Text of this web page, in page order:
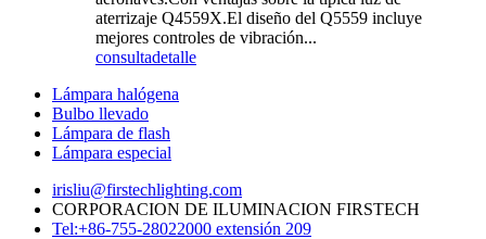
aterrizaje Q4559X.El diseño del Q5559 incluye
mejores controles de vibración...
consultadetalle
Lámpara halógena
Bulbo llevado
Lámpara de flash
Lámpara especial
irisliu@firstechlighting.com
CORPORACION DE ILUMINACION FIRSTECH
Tel:+86-755-28022000 extensión 209